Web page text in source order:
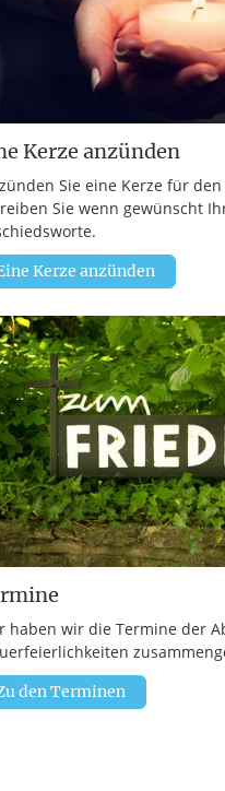
Kerze anzünden
Sie eine Kerze für
Sie wenn gewünscht
Kerze anzünden
haben wir die Termine der
den Terminen